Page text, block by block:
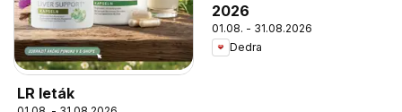
LR leták
2026
01.08. - 31.08.2026
Dedra